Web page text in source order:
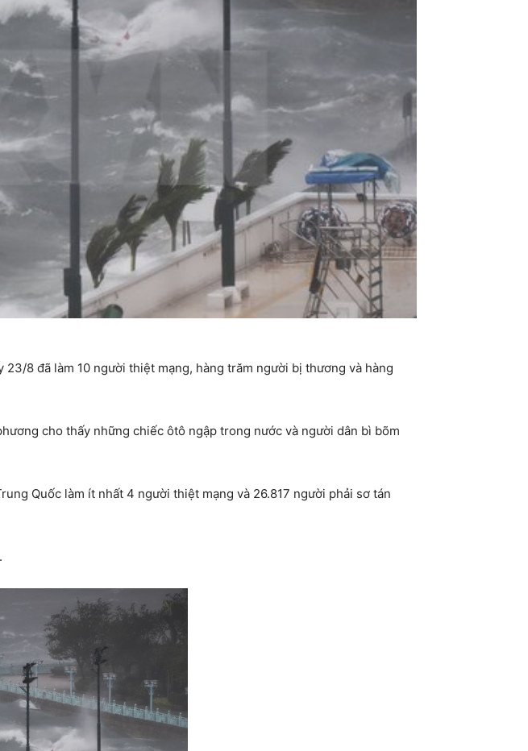
8 đã làm 10 người thiệt mạng, hàng trăm người bị thương và hàng
cho thấy những chiếc ôtô ngập trong nước và người dân bì bõm
Quốc làm ít nhất 4 người thiệt mạng và 26.817 người phải sơ tán